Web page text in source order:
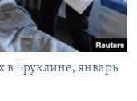
в Бруклине, январь